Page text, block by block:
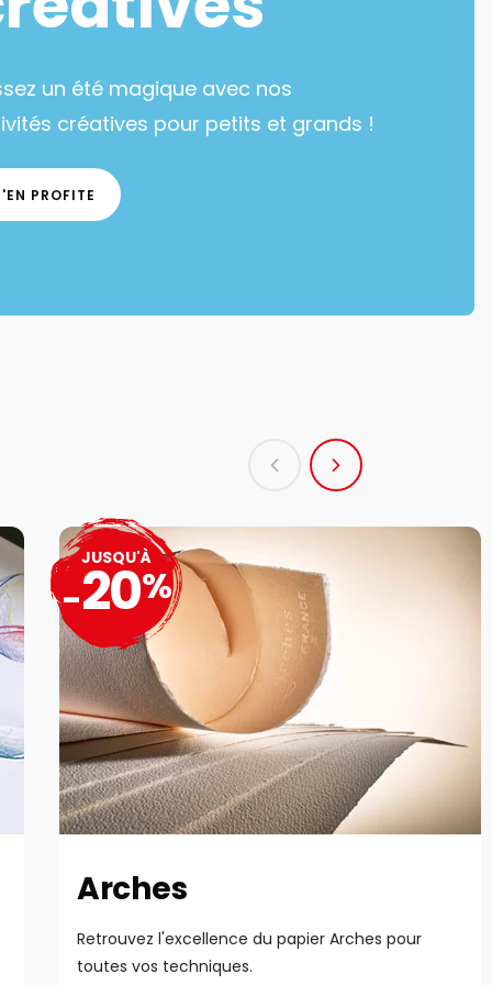
un été magique avec nos
créatives pour petits et grands !
PROFITE
Arches
Retrouvez l'excellence du papier Arches pour
toutes vos techniques.
JUSQU'À
-20%